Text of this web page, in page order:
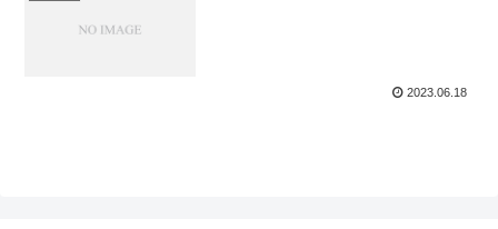
2023.06.18